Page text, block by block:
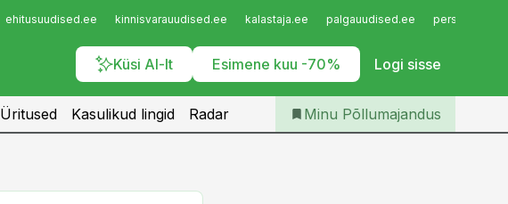
ehitusuudised.ee kinnisvarauudised.ee kalastaja.ee palgauudised.ee
Küsi AI-lt Esimene kuu -70% Logi sisse
Iseteenindus
Telli Põllumajandus
Üritused Kasulikud lingid Radar Minu Põllumajandus